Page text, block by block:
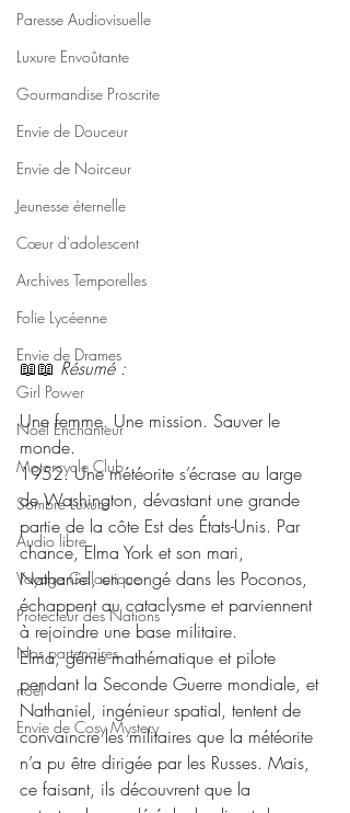
Paresse Audiovisuelle
Luxure Envoûtante
Gourmandise Proscrite
Envie de Douceur
Envie de Noirceur
Jeunesse éternelle
Cœur d'adolescent
Archives Temporelles
Folie Lycéenne
Envie de Drames
Girl Power
Noël Enchanteur
Motorcycle Club
Sombre Luxure
Audio libre
Voyage Galactique
Protecteur des Nations
Nos partenaires
noêl
Envie de Cosy Mystery
📖📖 Résumé :
Une femme. Une mission. Sauver le
monde.
1952. Une météorite s’écrase au large
de Washington, dévastant une grande
partie de la côte Est des États-Unis. Par
chance, Elma York et son mari,
Nathaniel, en congé dans les Poconos,
échappent au cataclysme et parviennent
à rejoindre une base militaire.
Elma, génie mathématique et pilote
pendant la Seconde Guerre mondiale, et
Nathaniel, ingénieur spatial, tentent de
convaincre les militaires que la météorite
n’a pu être dirigée par les Russes. Mais,
ce faisant, ils découvrent que la